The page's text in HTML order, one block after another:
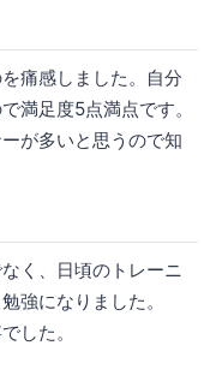
痛感しました。自分
満足度5点満点です。
が多いと思うので知
く、日頃のトレーニ
強になりました。
した。